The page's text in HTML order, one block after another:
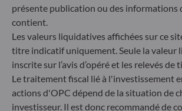
Communiqué sur les sanctions
Russie
S’inscrivant dans le cadre des sanctions
européenne dans le cadre de la crise
informons que, compte tenu des dispositions
règlements UE n°833/2014 et UE n°398/
présente publication ou des informations
contient.
Les valeurs liquidatives affichées sur ce
titre indicatif uniquement. Seule la valeur
inscrite sur l’avis d’opéré et les relevés de
Le traitement fiscal lié à l'investissement
actions d'OPC dépend de la situation de
investisseur. Il est donc recommandé de